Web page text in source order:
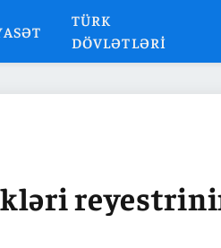
TÜRK
DÖVLƏTLƏRI